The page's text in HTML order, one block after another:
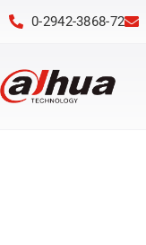
0-2942-3868-72